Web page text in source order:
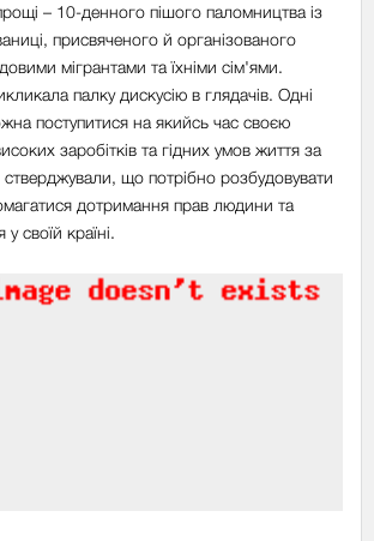
– 10-денного пішого паломництва із
присвяченого й організованого
мігрантами та їхніми сім'ями.
палку дискусію в глядачів. Одні
поступитися на якийсь час своєю
заробітків та гідних умов життя за
що потрібно розбудовувати
дотримання прав людини та
своїй країні.